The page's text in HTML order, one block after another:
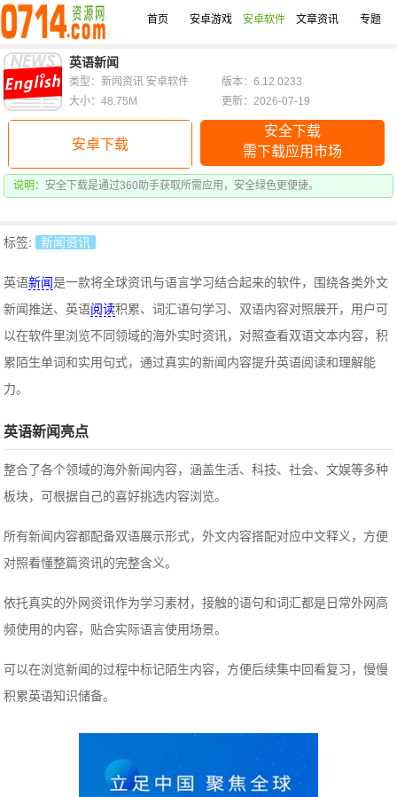
首页 安卓游戏 安卓软件 文章资讯 专题
英语新闻
安卓下载
安全下载
需下载应用市场
说明： 安全下载是通过360助手获取所需应用，安全绿色更便捷。
类型：新闻资讯 安卓软件
版本：6.12.0233
大小：48.75M
更新：2026-07-19
标签: 新闻资讯
英语新闻是一款将全球资讯与语言学习结合起来的软件，围绕各类外文
新闻推送、英语阅读积累、词汇语句学习、双语内容对照展开，用户可
以在软件里浏览不同领域的海外实时资讯，对照查看双语文本内容，积
累陌生单词和实用句式，通过真实的新闻内容提升英语阅读和理解能
力。
英语新闻亮点
整合了各个领域的海外新闻内容，涵盖生活、科技、社会、文娱等多种
板块，可根据自己的喜好挑选内容浏览。
所有新闻内容都配备双语展示形式，外文内容搭配对应中文释义，方便
对照看懂整篇资讯的完整含义。
依托真实的外网资讯作为学习素材，接触的语句和词汇都是日常外网高
频使用的内容，贴合实际语言使用场景。
可以在浏览新闻的过程中标记陌生内容，方便后续集中回看复习，慢慢
积累英语知识储备。